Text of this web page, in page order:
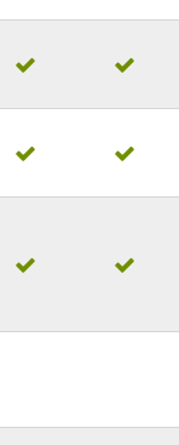
 
 
 